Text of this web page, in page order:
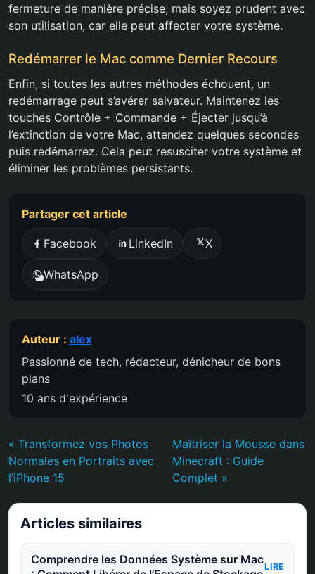
fermeture de manière précise, mais soyez prudent avec
son utilisation, car elle peut affecter votre système.
Redémarrer le Mac comme Dernier Recours
Enfin, si toutes les autres méthodes échouent, un
redémarrage peut s’avérer salvateur. Maintenez les
touches Contrôle + Commande + Éjecter jusqu’à
l’extinction de votre Mac, attendez quelques secondes
puis redémarrez. Cela peut resusciter votre système et
éliminer les problèmes persistants.
Partager cet article
Facebook LinkedIn X
WhatsApp
Auteur : alex
Passionné de tech, rédacteur, dénicheur de bons
plans
10 ans d'expérience
« Transformez vos Photos
Normales en Portraits avec
l’iPhone 15
Maîtriser la Mousse dans
Minecraft : Guide
Complet »
Articles similaires
Comprendre les Données Système sur Mac
LIRE